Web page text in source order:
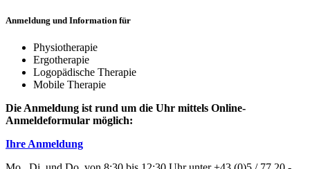
Anmeldung und Information für
Physiotherapie
Ergotherapie
Logopädische Therapie
Mobile Therapie
Die Anmeldung ist rund um die Uhr mittels Online-
Anmeldeformular möglich:
Ihre Anmeldung